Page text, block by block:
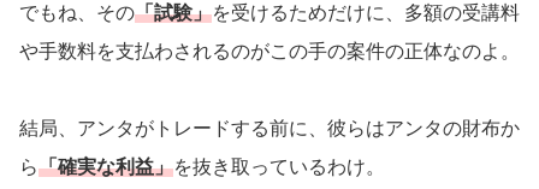
でもね、その「試験」を受けるためだけに、多額の受講料
や手数料を支払わされるのがこの手の案件の正体なのよ。
結局、アンタがトレードする前に、彼らはアンタの財布か
ら「確実な利益」を抜き取っているわけ。